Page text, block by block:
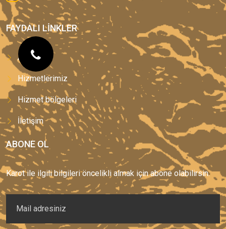
FAYDALI LINKLER
Anasayfa
Hizmetlerimiz
Hizmet bölgeleri
İletişim
ABONE OL
Karot ile ilgili bilgileri öncelikli almak için abone olabilirsin.